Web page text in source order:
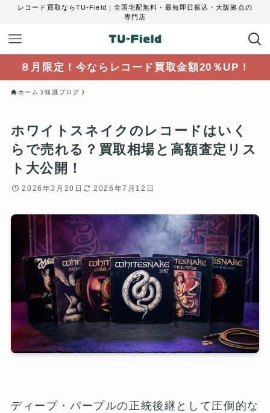
レコード買取ならTU-Field｜全国宅配無料・最短即日振込・大阪拠点の
専門店
８月限定！今ならレコード買取金額20％UP！
ホーム 知識ブログ
ホワイトスネイクのレコードはいく
らで売れる？買取相場と高額査定リス
ト大公開！
2026年3月20日 2026年7月12日
ディープ・パープルの正統後継として圧倒的な